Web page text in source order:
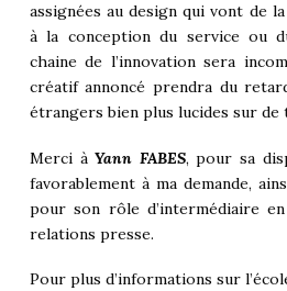
assignées au design qui vont de
à la conception du service ou
chaine de l’innovation sera
créatif annoncé prendra du
étrangers bien plus lucides sur de
Merci àYann FABES, pour sa
favorablement à ma demande,
pour son rôle d’intermédiaire
relations presse.
Pour plus d’informations sur